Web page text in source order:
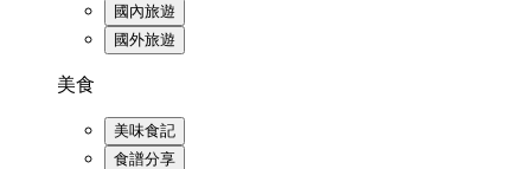
國內旅遊
國外旅遊
美食
美味食記
食譜分享